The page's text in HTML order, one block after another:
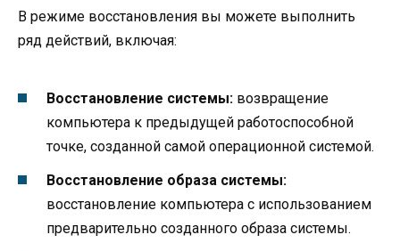
В режиме восстановления вы можете выполнить
ряд действий, включая:
Восстановление системы: возвращение
компьютера к предыдущей работоспособной
точке, созданной самой операционной системой.
Восстановление образа системы:
восстановление компьютера с использованием
предварительно созданного образа системы.